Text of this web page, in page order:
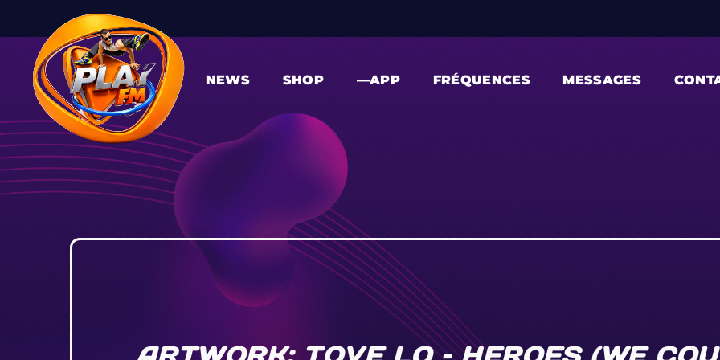
NEWS SHOP —APP FRÉQUENCES MESSAGES